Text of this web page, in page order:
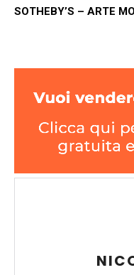
SOTHEBY’S – ARTE